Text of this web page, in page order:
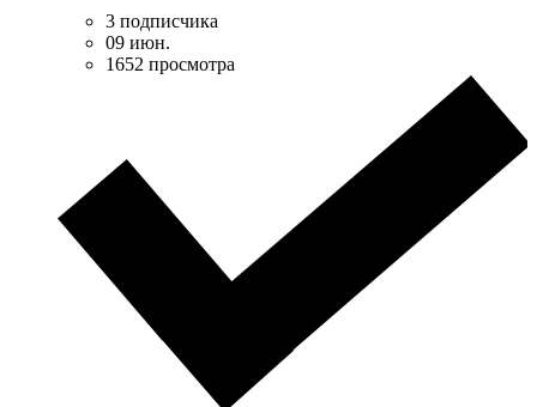
3 подписчика
09 июн.
1652 просмотра